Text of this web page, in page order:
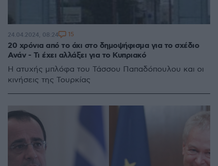
20 χρόνια από το όχι στο δημοψήφισμα για το σχέδιο
Ανάν - Τι έχει αλλάξει για το Κυπριακό
Η ατυχής μπλόφα του Τάσσου Παπαδόπουλου και οι
κινήσεις της Τουρκίας
24.04.2024, 08:24 15